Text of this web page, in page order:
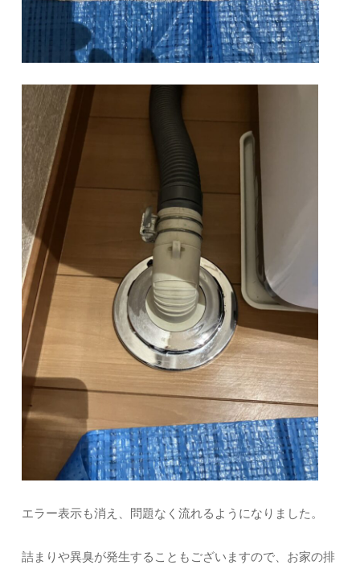
エラー表示も消え、問題なく流れるようになりました。
詰まりや異臭が発生することもございますので、お家の排